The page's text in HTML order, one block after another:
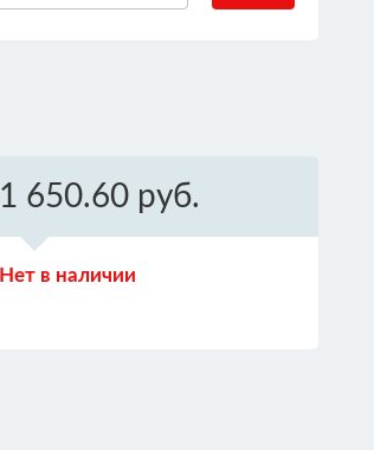
1 650.60 руб.
Нет в наличии